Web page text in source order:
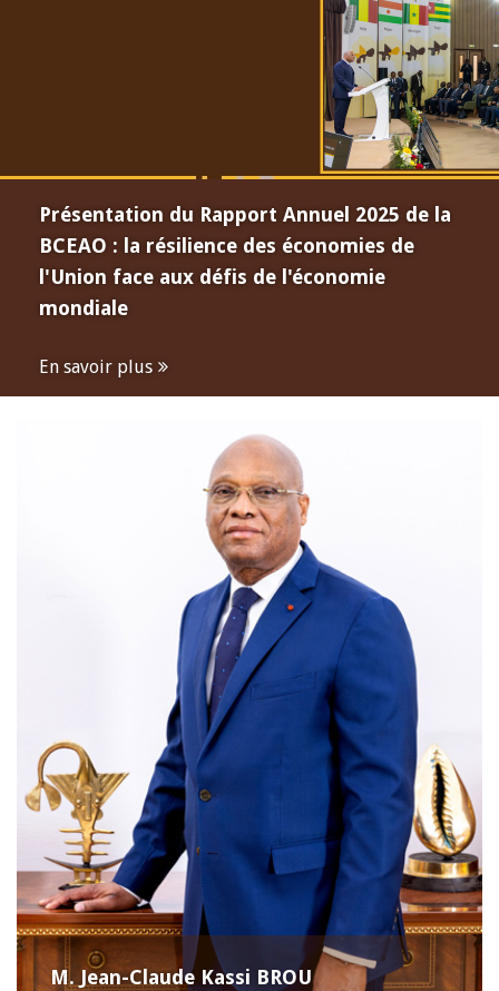
Présentation du Rapport Annuel 2025 de la
BCEAO : la résilience des économies de
l'Union face aux défis de l'économie
mondiale
En savoir plus
M. Jean-Claude Kassi BROU